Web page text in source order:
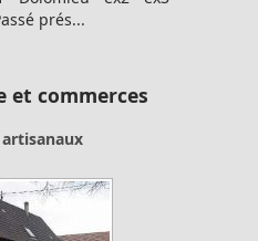
prés...
et commerces